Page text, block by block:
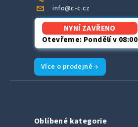
mail info@c-c.cz
NYNÍ ZAVŘENO
Otevřeme: Pondělí v 08:00
Více o prodejně →
Oblíbené kategorie